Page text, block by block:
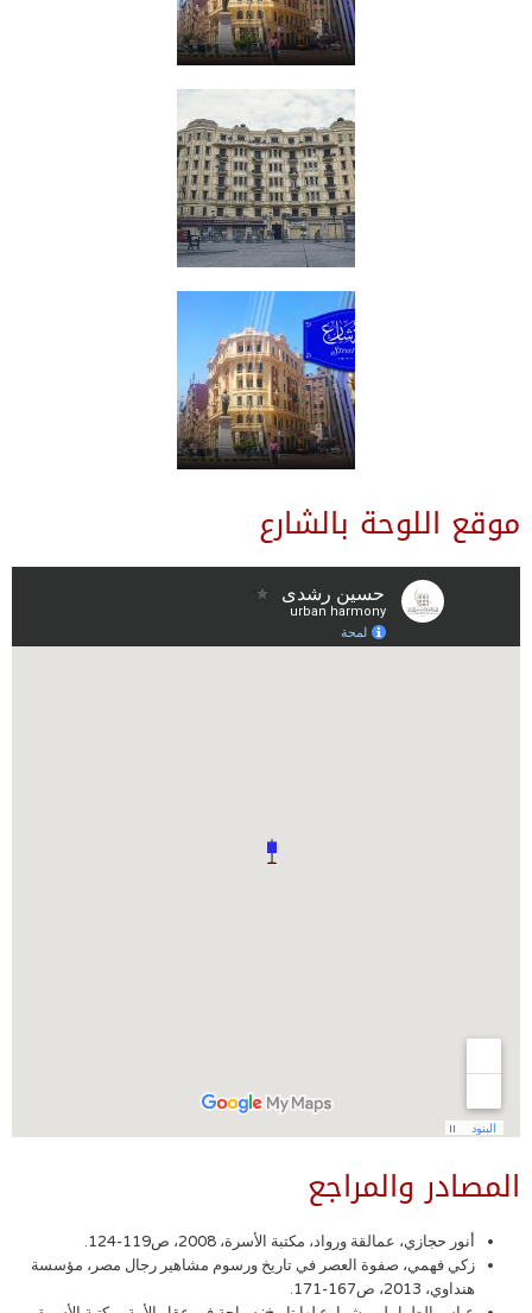
موقع اللوحة بالشارع
المصادر والمراجع
أنور حجازي، عمالقة ورواد، مكتبة الأسرة، 2008، ص119-124.
زكي فهمي، صفوة العصر في تاريخ ورسوم مشاهير رجال مصر، مؤسسة
هنداوي، 2013، ص167-171.